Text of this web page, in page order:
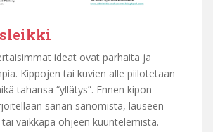
ideat ovat parhaita ja
Kippojen tai kuvien alle piilotetaan
tahansa “yllätys”. Ennen kipon
sanan sanomista, lauseen
vaikkapa ohjeen kuuntelemista.